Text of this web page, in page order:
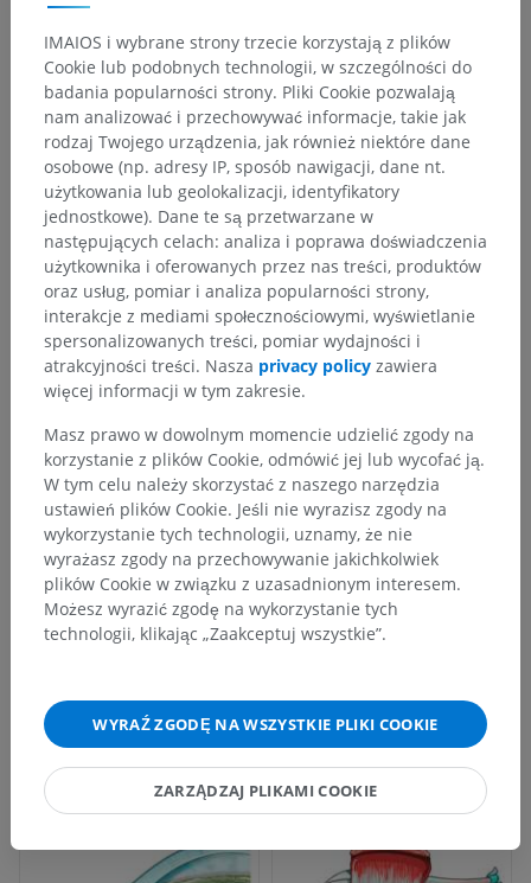
IMAIOS i wybrane strony trzecie korzystają z plików
Cookie lub podobnych technologii, w szczególności do
badania popularności strony. Pliki Cookie pozwalają
nam analizować i przechowywać informacje, takie jak
rodzaj Twojego urządzenia, jak również niektóre dane
osobowe (np. adresy IP, sposób nawigacji, dane nt.
użytkowania lub geolokalizacji, identyfikatory
jednostkowe). Dane te są przetwarzane w
następujących celach: analiza i poprawa doświadczenia
użytkownika i oferowanych przez nas treści, produktów
oraz usług, pomiar i analiza popularności strony,
interakcje z mediami społecznościowymi, wyświetlanie
spersonalizowanych treści, pomiar wydajności i
atrakcyjności treści. Nasza privacy policy zawiera
więcej informacji w tym zakresie.
Masz prawo w dowolnym momencie udzielić zgody na
korzystanie z plików Cookie, odmówić jej lub wycofać ją.
W tym celu należy skorzystać z naszego narzędzia
ustawień plików Cookie. Jeśli nie wyrazisz zgody na
wykorzystanie tych technologii, uznamy, że nie
wyrażasz zgody na przechowywanie jakichkolwiek
plików Cookie w związku z uzasadnionym interesem.
Możesz wyrazić zgodę na wykorzystanie tych
technologii, klikając „Zaakceptuj wszystkie”.
WYRAŹ ZGODĘ NA WSZYSTKIE PLIKI COOKIE
ZARZĄDZAJ PLIKAMI COOKIE